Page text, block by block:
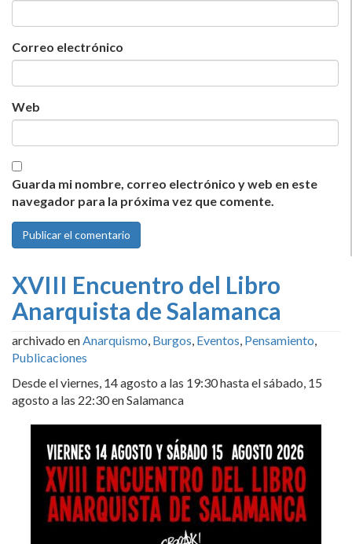
Correo electrónico
Web
Guarda mi nombre, correo electrónico y web en este
navegador para la próxima vez que comente.
XVIII Encuentro del Libro
Anarquista de Salamanca
archivado enAnarquismo, Burgos, Eventos, Pensamiento,
Publicaciones
Desde el viernes, 14 agosto a las 19:30 hasta el sábado, 15
agosto a las 22:30 en Salamanca